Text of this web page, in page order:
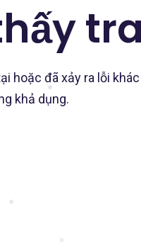
hoặc đã xảy ra lỗi khác
khả dụng.